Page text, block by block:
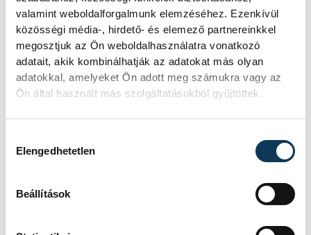
valamint weboldalforgalmunk elemzéséhez. Ezenkívül
közösségi média-, hirdető- és elemező partnereinkkel
megosztjuk az Ön weboldalhasználatra vonatkozó
adatait, akik kombinálhatják az adatokat más olyan
adatokkal, amelyeket Ön adott meg számukra vagy az
Ön által használt más szolgáltatásokból gyűjtöttek.
Elengedhetetlen
Beállítások
Kékszalagot.
GALÉRIA
Kékszalag 2021.
26 kép
sport ország-világ
vitorlázás